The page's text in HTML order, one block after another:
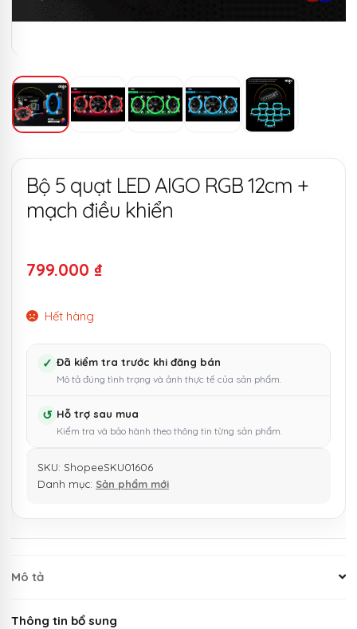
Bộ 5 quạt LED AIGO RGB 12cm +
mạch điều khiển
799.000 ₫
Hết hàng
✓ Đã kiểm tra trước khi đăng bán
Mô tả đúng tình trạng và ảnh thực tế của sản phẩm.
↺ Hỗ trợ sau mua
Kiểm tra và bảo hành theo thông tin từng sản phẩm.
SKU: ShopeeSKU01606
Danh mục: Sản phẩm mới
Mô tả
Thông tin bổ sung